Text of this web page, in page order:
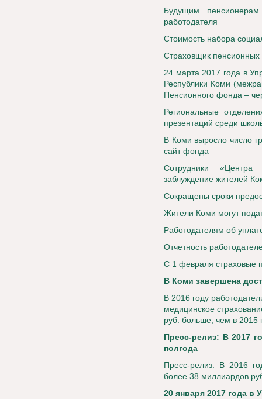
Будущим
работодателя
Стоимость набора
Страховщик пенсионных
24 марта 2017 года в
Республики Коми
Пенсионного фонда –
Региональные
презентаций среди
В Коми выросло число
сайт фонда
Сотрудники
заблуждение жителей
Сокращены сроки
Жители Коми могут
Работодателям об
Отчетность
С 1 февраля страховые
В Коми завершена
В 2016 году
медицинское
руб. больше, чем в 2015
Пресс-релиз: В 2017
полгода
Пресс-релиз: В 2016
более 38 миллиардов
20 января 2017 года в